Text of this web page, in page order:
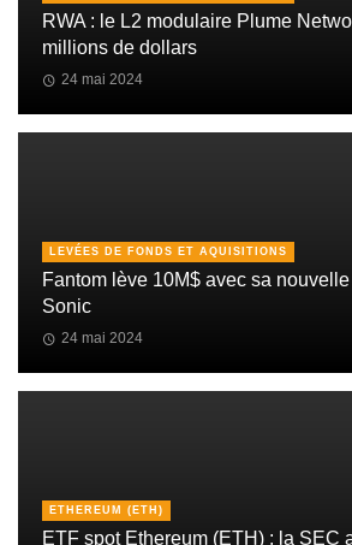
RWA : le L2 modulaire Plume
millions de dollars
24 mai 2024
LEVÉES DE FONDS ET AQUISITIONS
Fantom lève 10M$ avec sa
Sonic
24 mai 2024
ETHEREUM (ETH)
ETF spot Ethereum (ETH) : la SEC